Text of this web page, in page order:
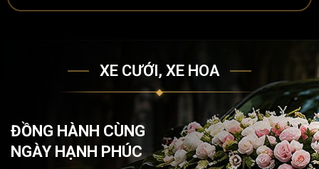
XE CƯỚI, XE HOA
ĐỒNG HÀNH CÙNG
NGÀY HẠNH PHÚC